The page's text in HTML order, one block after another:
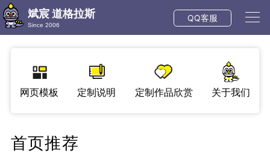
斌宸 道格拉斯
Since 2006
QQ客服
网页模板 定制说明 定制作品欣赏 关于我们
首页推荐